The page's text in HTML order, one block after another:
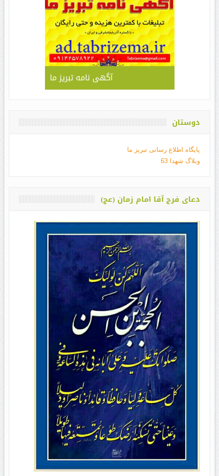
آگهی نامه تبریز ما
دوستان
پایگاه اطلاع رسانی تبریز ما
وبلاگ شهدا 63
دعای فرج آقا امام زمان (عج)